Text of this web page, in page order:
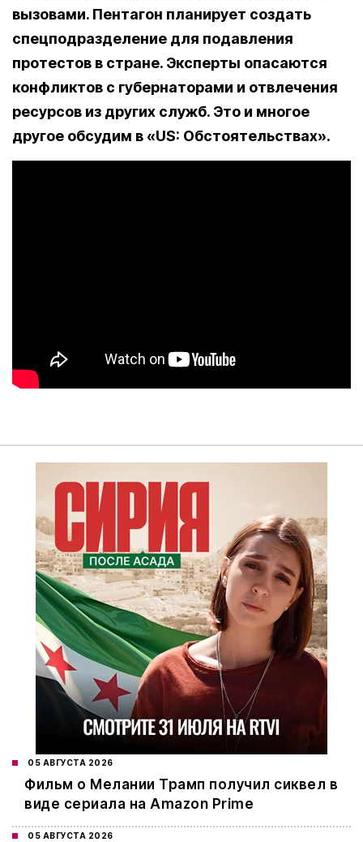
вызовами. Пентагон планирует создать
спецподразделение для подавления
протестов в стране. Эксперты опасаются
конфликтов с губернаторами и отвлечения
ресурсов из других служб. Это и многое
другое обсудим в «US: Обстоятельствах».
05 АВГУСТА 2026
Фильм о Мелании Трамп получил сиквел в
виде сериала на Amazon Prime
05 АВГУСТА 2026